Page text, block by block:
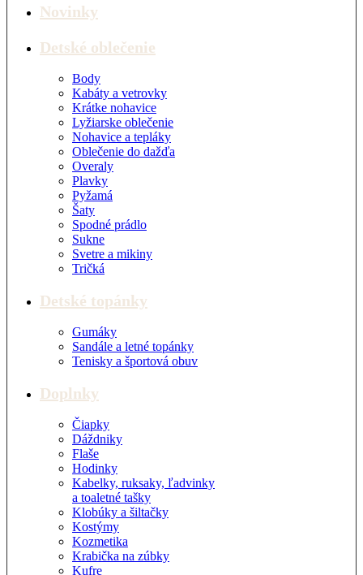
Novinky
Detské oblečenie
Body
Kabáty a vetrovky
Krátke nohavice
Lyžiarske oblečenie
Nohavice a tepláky
Oblečenie do dažďa
Overaly
Plavky
Pyžamá
Šaty
Spodné prádlo
Sukne
Svetre a mikiny
Tričká
Detské topánky
Gumáky
Sandále a letné topánky
Tenisky a športová obuv
Doplnky
Čiapky
Dáždniky
Flaše
Hodinky
Kabelky, ruksaky, ľadvinky
a toaletné tašky
Klobúky a šiltačky
Kostýmy
Kozmetika
Krabička na zúbky
Kufre